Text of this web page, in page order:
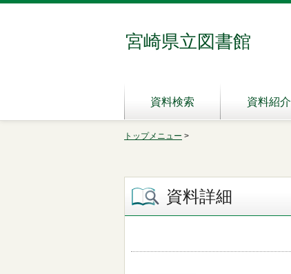
宮崎県立図書館
資料検索 資料紹介
トップメニュー >
資料詳細